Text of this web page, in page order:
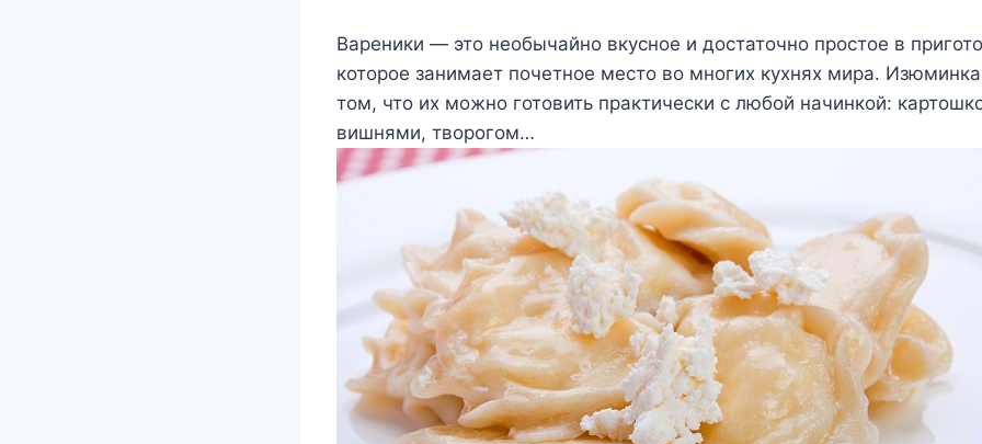
Вареники — это необычайно вкусное и достаточно простое в
которое занимает почетное место во многих кухнях мира.
том, что их можно готовить практически с любой начинкой:
вишнями, творогом…